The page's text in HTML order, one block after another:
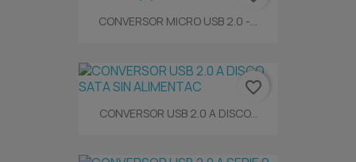
CONVERSOR MICRO USB 2.0 -...
CONVERSOR USB 2.0 A DISCO...
favorite_border